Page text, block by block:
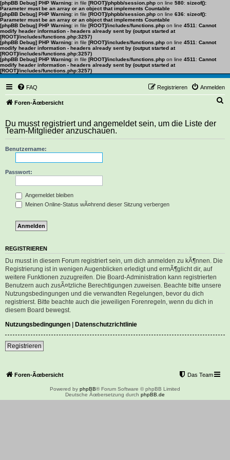
[phpBB Debug] PHP Warning: in file [ROOT]/phpbb/session.php on line 580: sizeof():
Parameter must be an array or an object that implements Countable
[phpBB Debug] PHP Warning: in file [ROOT]/phpbb/session.php on line 636: sizeof():
Parameter must be an array or an object that implements Countable
[phpBB Debug] PHP Warning: in file [ROOT]/includes/functions.php on line 4511 : Cannot
modify header information - headers already sent by (output started at
[ROOT]/includes/functions.php:3257)
[phpBB Debug] PHP Warning: in file [ROOT]/includes/functions.php on line 4511 : Cannot
modify header information - headers already sent by (output started at
[ROOT]/includes/functions.php:3257)
[phpBB Debug] PHP Warning: in file [ROOT]/includes/functions.php on line 4511 : Cannot
modify header information - headers already sent by (output started at
[ROOT]/includes/functions.php:3257)
FAQ Anmelden
Registrieren
Foren-Ãœbersicht
h
Du musst registriert und angemeldet sein, um die Liste der
Team-Mitglieder anzuschauen.
Benutzername:
Passwort:
Angemeldet bleiben
Meinen Online-Status wÃ¤hrend dieser Sitzung verbergen
REGISTRIEREN
Du musst in diesem Forum registriert sein, um dich anmelden zu kÃ¶nnen. Die
Registrierung ist in wenigen Augenblicken erledigt und ermÃ¶glicht dir, auf
weitere Funktionen zuzugreifen. Die Board-Administration kann registrierten
Benutzern auch zusÃ¤tzliche Berechtigungen zuweisen. Beachte bitte unsere
Nutzungsbedingungen und die verwandten Regelungen, bevor du dich
registrierst. Bitte beachte auch die jeweiligen Forenregeln, wenn du dich in
diesem Board bewegst.
Nutzungsbedingungen | Datenschutzrichtlinie
Registrieren
Foren-Ãœbersicht Das Team
Powered by phpBB® Forum Software © phpBB Limited
Deutsche Ãœbersetzung durch phpBB.de